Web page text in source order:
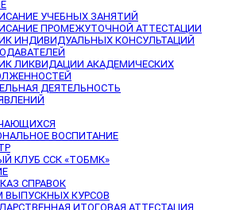
УЧЕБНЫХ ЗАНЯТИЙ
ПРОМЕЖУТОЧНОЙ АТТЕСТАЦИИ
ИНДИВИДУАЛЬНЫХ КОНСУЛЬТАЦИЙ
ЛИКВИДАЦИИ АКАДЕМИЧЕСКИХ
ДЕЯТЕЛЬНОСТЬ
ВОСПИТАНИЕ
КЛУБ ССК «ТОБМК»
СПРАВОК
ВЫПУСКНЫХ КУРСОВ
ИТОГОВАЯ АТТЕСТАЦИЯ